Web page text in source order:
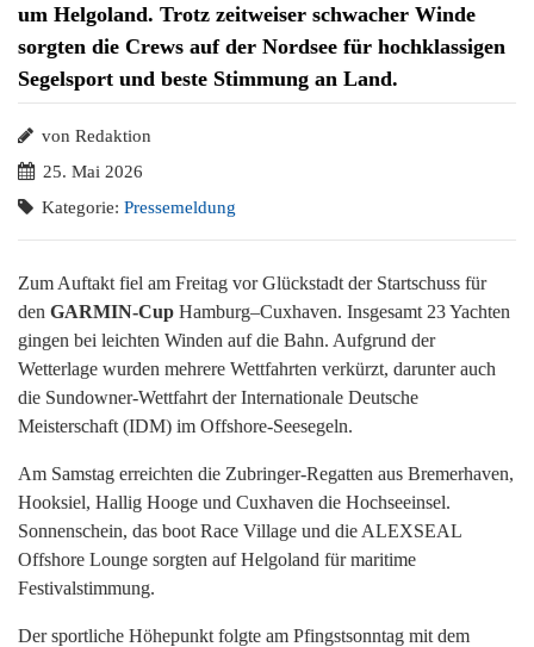
um Helgoland. Trotz zeitweiser schwacher Winde
sorgten die Crews auf der Nordsee für hochklassigen
Segelsport und beste Stimmung an Land.
von Redaktion
25. Mai 2026
Kategorie: Pressemeldung
Zum Auftakt fiel am Freitag vor Glückstadt der Startschuss für
den GARMIN-Cup Hamburg–Cuxhaven. Insgesamt 23 Yachten
gingen bei leichten Winden auf die Bahn. Aufgrund der
Wetterlage wurden mehrere Wettfahrten verkürzt, darunter auch
die Sundowner-Wettfahrt der Internationale Deutsche
Meisterschaft (IDM) im Offshore-Seesegeln.
Am Samstag erreichten die Zubringer-Regatten aus Bremerhaven,
Hooksiel, Hallig Hooge und Cuxhaven die Hochseeinsel.
Sonnenschein, das boot Race Village und die ALEXSEAL
Offshore Lounge sorgten auf Helgoland für maritime
Festivalstimmung.
Der sportliche Höhepunkt folgte am Pfingstsonntag mit dem